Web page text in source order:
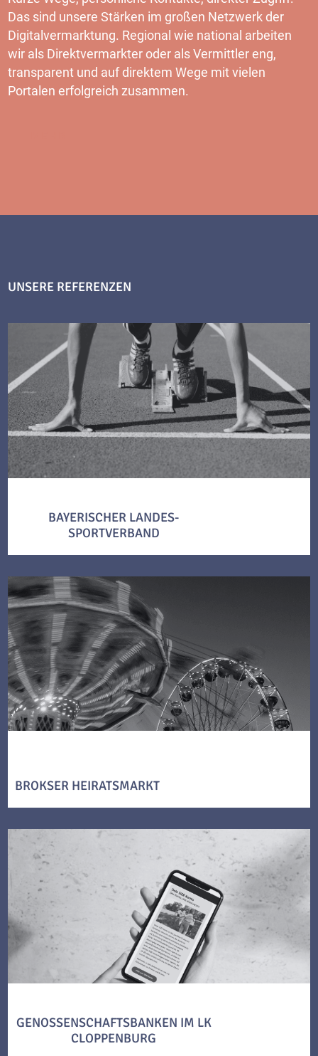
Das sind unsere Stärken im großen Netzwerk der
Digitalvermarktung. Regional wie national arbeiten
wir als Direktvermarkter oder als Vermittler eng,
transparent und auf direktem Wege mit vielen
Portalen erfolgreich zusammen.
UNSERE REFERENZEN
BAYERISCHER LANDES-
SPORTVERBAND
BROKSER HEIRATSMARKT
GENOSSENSCHAFTSBANKEN IM LK
CLOPPENBURG